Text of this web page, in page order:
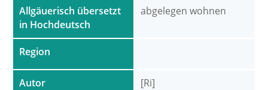
Allgäuerisch übersetzt
in Hochdeutsch
Region
Autor
abgelegen wohnen
[Ri]